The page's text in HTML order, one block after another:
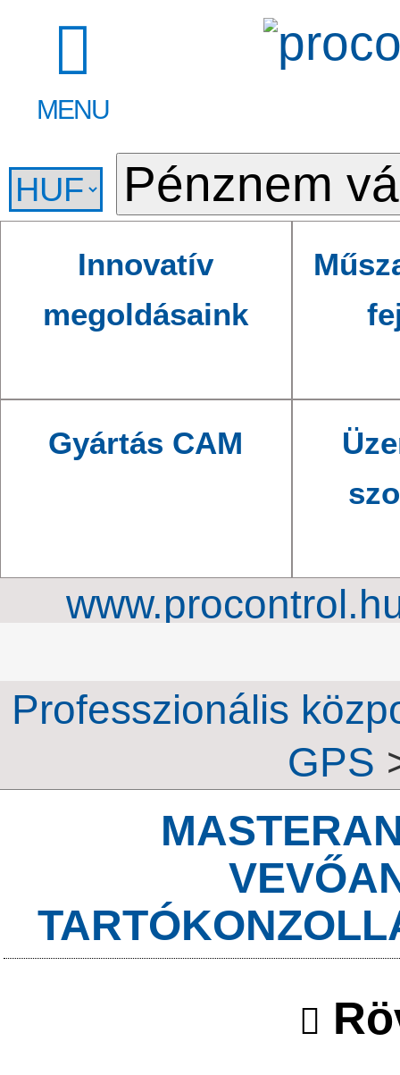
MENU
Innovatív
megoldásaink
Gyártás CAM
Professzionális
GPS